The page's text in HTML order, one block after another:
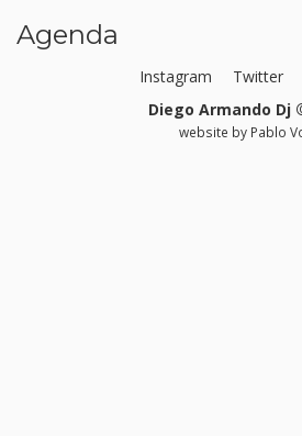
Agenda
Instagram Twitter
Diego Armando Dj
website by Pablo